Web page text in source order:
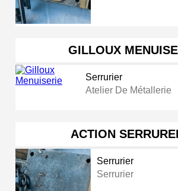
GILLOUX
Serrurier
Atelier De Métallerie
ACTION
Serrurier
Serrurier